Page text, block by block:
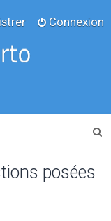
Connexion
posées